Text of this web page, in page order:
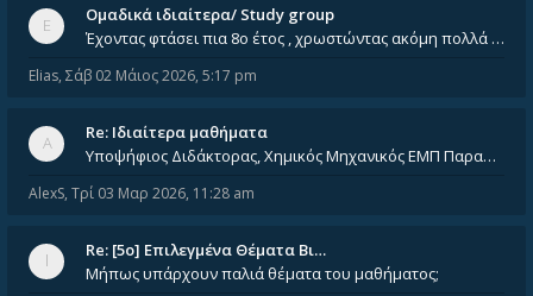
Ομαδικά ιδιαίτερα/ Study group
Έχοντας φτάσει πια 8ο έτος , χρωστώντας ακόμη πολλά και χωρίς καμία όρεξη ούτε να διαβάσω μόνος μου ούτε να παρακολουθήσ
Elias, Σάβ 02 Μάιος 2026, 5:17 pm
Re: Ιδιαίτερα μαθήματα
Υποψήφιος Διδάκτορας, Χημικός Μηχανικός ΕΜΠ Παραδίδω ιδιαίτερα μαθήματα μέσης και ανώτατης εκπαίδευσης σε θετικές και τε
AlexS, Τρί 03 Μαρ 2026, 11:28 am
Re: [5ο] Επιλεγμένα Θέματα Βι…
Μήπως υπάρχουν παλιά θέματα του μαθήματος;